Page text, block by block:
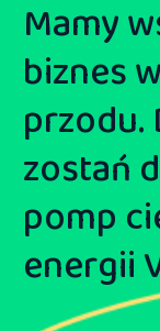
Mamy
biznes
przodu.
zostań
pomp
energii